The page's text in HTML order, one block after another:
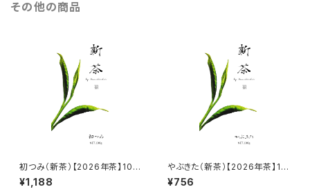
その他の商品
初つみ（新茶）【2026年茶】100
g
¥1,188
やぶきた（新茶）【2026年茶】10
0g
¥756